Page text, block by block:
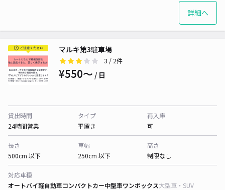
詳細へ
マルキ第3駐車場
3 / 2件
¥550〜 / 日
貸出時間
24時間営業
タイプ
平置き
再入庫
可
長さ
500cm 以下
車幅
250cm 以下
高さ
制限なし
対応車種
オートバイ軽自動車コンパクトカー中型車ワンボックス大型車・SUV